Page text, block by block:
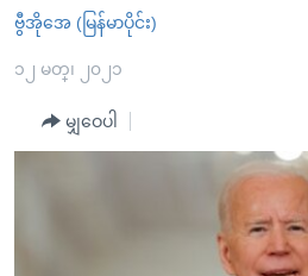
ပင်မ
ကျော်
ကြည့်
အစ္စရေး-ပါလက်စတိုင်း
အင်္ဂလိပ်စာလေ့လာမယ်
အမေရိကန်သုံးအီဒီယံ
အပတ်စဉ်ကဏ္ဍများ
ရေဒီယိုနှင့်ရုပ်သံ အချက်အလက်များ
ဗွီအိုအေ (မြန်မာပိုင်း)
၁၂ မတ္၊ ၂၀၂၁
မျှဝေပါ